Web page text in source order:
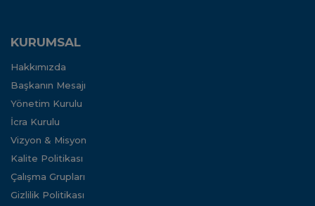
KURUMSAL
Hakkımızda
Başkanın Mesajı
Yönetim Kurulu
İcra Kurulu
Vizyon & Misyon
Kalite Politikası
Çalışma Grupları
Gizlilik Politikası